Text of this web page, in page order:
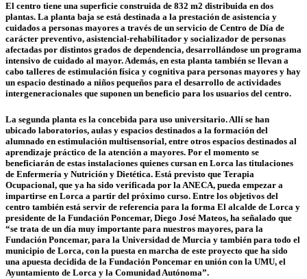
El centro tiene una superficie construida de 832 m2 distribuida en dos
plantas. La planta baja se está destinada a la prestación de asistencia y
cuidados a personas mayores a través de un servicio de Centro de Día de
carácter preventivo, asistencial-rehabilitador y socializador de personas
afectadas por distintos grados de dependencia, desarrollándose un programa
intensivo de cuidado al mayor. Además, en esta planta también se llevan a
cabo talleres de estimulación física y cognitiva para personas mayores y hay
un espacio destinado a niños pequeños para el desarrollo de actividades
intergeneracionales que suponen un beneficio para los usuarios del centro.
La segunda planta es la concebida para uso universitario. Allí se han
ubicado laboratorios, aulas y espacios destinados a la formación del
alumnado en estimulación multisensorial, entre otros espacios destinados al
aprendizaje práctico de la atención a mayores. Por el momento se
beneficiarán de estas instalaciones quienes cursan en Lorca las titulaciones
de Enfermería y Nutrición y Dietética. Está previsto que Terapia
Ocupacional, que ya ha sido verificada por la ANECA, pueda empezar a
impartirse en Lorca a partir del próximo curso. Entre los objetivos del
centro también está servir de referencia para la forma El alcalde de Lorca y
presidente de la Fundación Poncemar, Diego José Mateos, ha señalado que
“se trata de un día muy importante para nuestros mayores, para la
Fundación Poncemar, para la Universidad de Murcia y también para todo el
municipio de Lorca, con la puesta en marcha de este proyecto que ha sido
una apuesta decidida de la Fundación Poncemar en unión con la UMU, el
Ayuntamiento de Lorca y la Comunidad Autónoma”.